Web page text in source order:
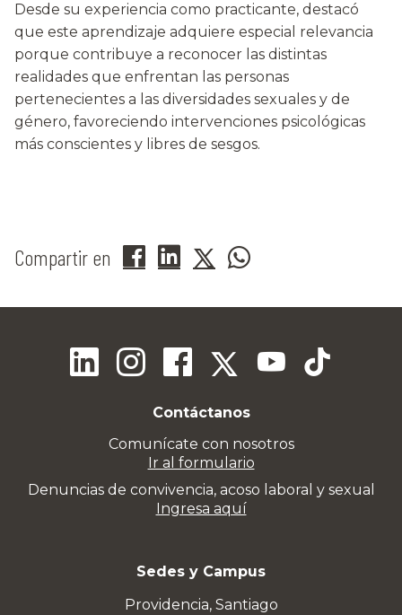
Desde su experiencia como practicante, destacó
que este aprendizaje adquiere especial relevancia
porque contribuye a reconocer las distintas
realidades que enfrentan las personas
pertenecientes a las diversidades sexuales y de
género, favoreciendo intervenciones psicológicas
más conscientes y libres de sesgos.
Compartir en
Contáctanos
Comunícate con nosotros
Ir al formulario
Denuncias de convivencia, acoso laboral y sexual
Ingresa aquí
Sedes y Campus
Providencia, Santiago